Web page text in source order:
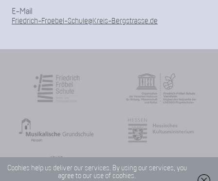
E-Mail
Friedrich-Froebel-Schule@Kreis-Bergstrasse.de
Cookies help us deliver our services. By using our services, you
agree to our use of cookies.